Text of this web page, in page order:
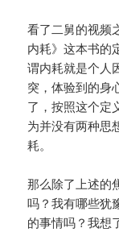
看了二舅的视频
内耗》这本书的
谓内耗就是个人
突，体验到的身
了，按照这个定
为并没有两种思
耗。
那么除了上述的
吗？我有哪些犹
的事情吗？我想